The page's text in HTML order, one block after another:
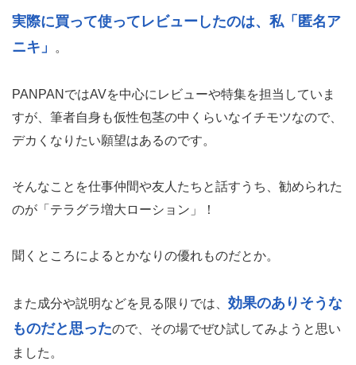
実際に買って使ってレビューしたのは、私「匿名ア
ニキ」
。
PANPANではAVを中心にレビューや特集を担当していま
すが、筆者自身も仮性包茎の中くらいなイチモツなので、
デカくなりたい願望はあるのです。
そんなことを仕事仲間や友人たちと話すうち、勧められた
のが「テラグラ増大ローション」！
聞くところによるとかなりの優れものだとか。
また成分や説明などを見る限りでは、 効果のありそうな
ものだと思ったので、その場でぜひ試してみようと思い
ました。